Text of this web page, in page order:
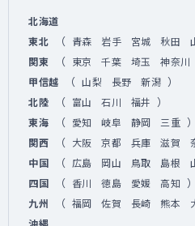
北海道
東北
（ 青森 岩手 宮城 秋田
関東 （ 東京 千葉 埼玉 神奈川
甲信越 （ 山梨 長野 新潟 ）
北陸 （ 富山 石川 福井 ）
東海 （ 愛知 岐阜 静岡 三重 ）
関西 （ 大阪 京都 兵庫 滋賀
中国 （ 広島 岡山 鳥取 島根
四国 （ 香川 徳島 愛媛 高知 ）
九州 （ 福岡 佐賀 長崎 熊本
沖縄